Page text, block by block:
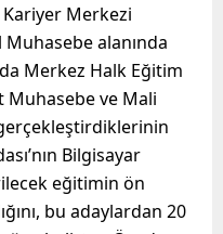
Merkezi
alanında
Merkez Halk Eğitim
ve Mali
Bilgisayar
eğitimin ön
bu adaylardan 20